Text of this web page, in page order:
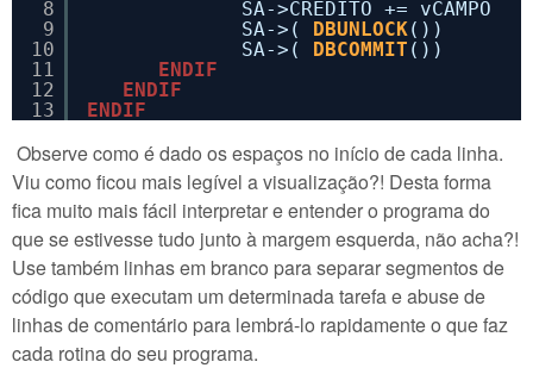
8
9
10
11
12
13
SA->CREDITO += vCAMPO
SA->( DBUNLOCK())
SA->( DBCOMMIT ())
ENDIF
ENDIF
ENDIF
Observe como é dado os espaços no início de cada linha.
Viu como ficou mais legível a visualização?! Desta forma
fica muito mais fácil interpretar e entender o programa do
que se estivesse tudo junto à margem esquerda, não acha?!
Use também linhas em branco para separar segmentos de
código que executam um determinada tarefa e abuse de
linhas de comentário para lembrá-lo rapidamente o que faz
cada rotina do seu programa.